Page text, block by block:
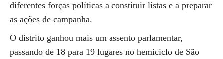
diferentes forças políticas a constituir listas e a preparar
as ações de campanha.
O distrito ganhou mais um assento parlamentar,
passando de 18 para 19 lugares no hemiciclo de São